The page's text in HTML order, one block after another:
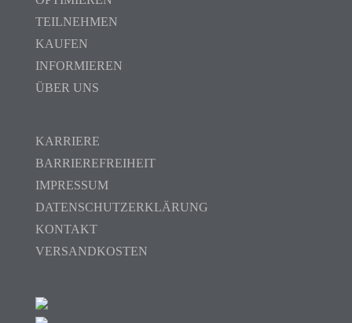
TEILNEHMEN
KAUFEN
INFORMIEREN
ÜBER UNS
KARRIERE
BARRIEREFREIHEIT
IMPRESSUM
DATENSCHUTZERKLÄRUNG
KONTAKT
VERSANDKOSTEN